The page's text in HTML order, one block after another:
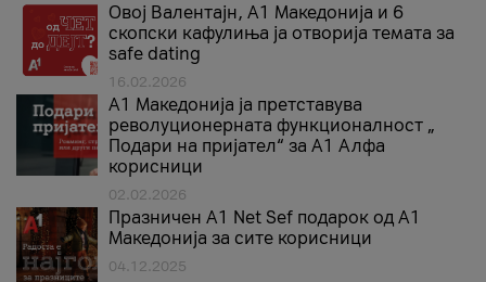
Овој Валентајн, A1 Македонија и 6
скопски кафулиња ја отворија темата за
safe dating
16.02.2026
А1 Македонија ја претставува
револуционерната функционалност „
Подари на пријател“ за А1 Алфа
корисници
02.02.2026
Празничен A1 Net Sеf подарок од А1
Македонија за сите корисници
04.12.2025